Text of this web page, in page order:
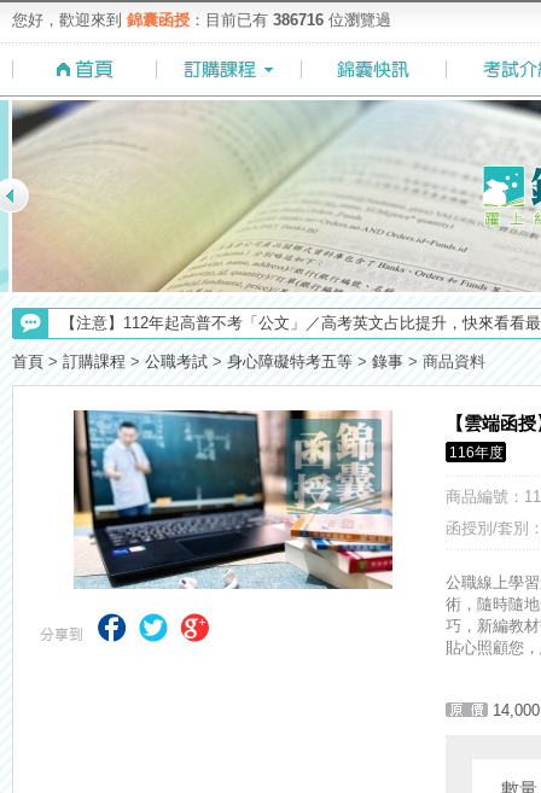
您好，歡迎來到 錦囊函授 ：目前已有 386716 位瀏覽過
【上榜生獎學金計畫】恭賀金榜！上榜生獎學金申請辦法與表格下
【注意】112年起高普不考「公文」／高考英文占比提升，快來看看
【考試院】國考證書數位化，112年起全面實施！點我看詳情>>>
【重要】114年度起，雲端函授之課堂教材須知，請點我查看☀☀☀
【考選部】高普考／修正部份考試科目及大綱，趕快來看看有哪一些
【NEW】加入◆錦囊函授Facebook粉絲專頁◆，最新消息、優惠活
【最新】錦囊函授增加便利商店付款方式，便利到不行！馬上使用►
【求職秘技＼(￣O￣)】你對國營事業了解多少呢? 必考國事業的
【上榜生獎學金計畫】恭賀金榜！上榜生獎學金申請辦法與表格下
首頁 > 訂購課程 > 公職考試 > 身心障礙特考五等 > 錄事 > 商品資料
【雲端函
116年度
商品編號 ：
函授別/套別
公職線上學
術，隨時隨
巧，新編教
貼心照顧您
14,000
數